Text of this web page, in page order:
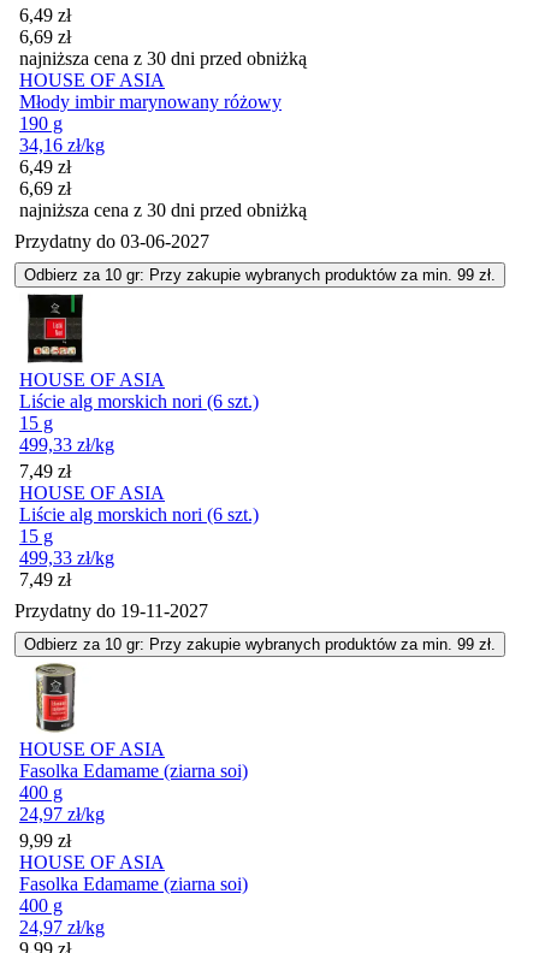
Cena promocyjna
6,49 zł
6,69 zł
najniższa cena z 30 dni przed obniżką
HOUSE OF ASIA
Młody imbir marynowany różowy
190 g
34,16 zł/kg
Cena promocyjna
6,49 zł
6,69 zł
najniższa cena z 30 dni przed obniżką
Przydatny do 03-06-2027
Odbierz za 10 gr: Przy zakupie wybranych produktów za min. 99 zł.
HOUSE OF ASIA
Liście alg morskich nori (6 szt.)
15 g
499,33 zł/kg
Cena
7,49 zł
HOUSE OF ASIA
Liście alg morskich nori (6 szt.)
15 g
499,33 zł/kg
Cena
7,49 zł
Przydatny do 19-11-2027
Odbierz za 10 gr: Przy zakupie wybranych produktów za min. 99 zł.
HOUSE OF ASIA
Fasolka Edamame (ziarna soi)
400 g
24,97 zł/kg
Cena
9,99 zł
HOUSE OF ASIA
Fasolka Edamame (ziarna soi)
400 g
24,97 zł/kg
Cena
9,99 zł